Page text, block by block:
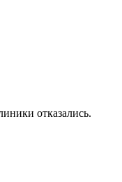
отказались.